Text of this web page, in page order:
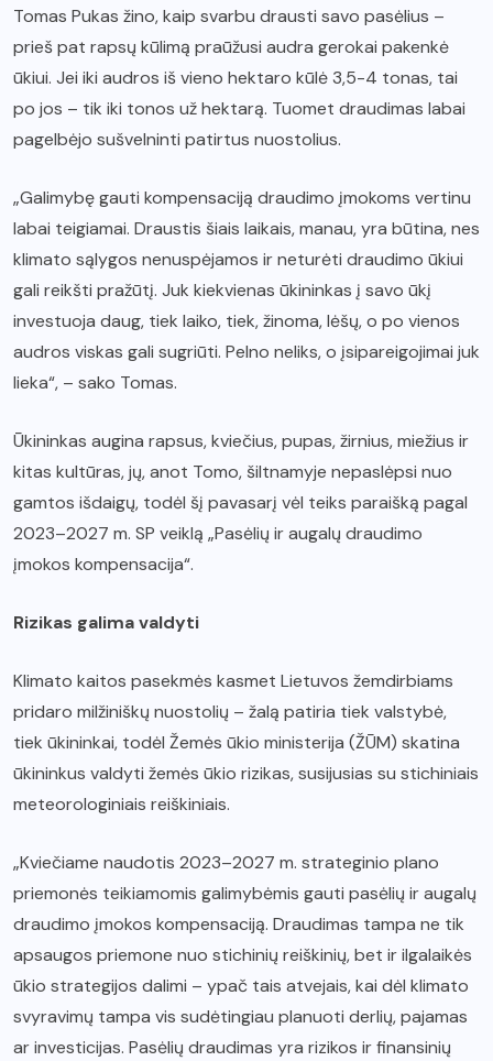
Tomas Pukas žino, kaip svarbu drausti savo pasėlius –
prieš pat rapsų kūlimą praūžusi audra gerokai pakenkė
ūkiui. Jei iki audros iš vieno hektaro kūlė 3,5-4 tonas, tai
po jos – tik iki tonos už hektarą. Tuomet draudimas labai
pagelbėjo sušvelninti patirtus nuostolius.
„Galimybę gauti kompensaciją draudimo įmokoms vertinu
labai teigiamai. Draustis šiais laikais, manau, yra būtina, nes
klimato sąlygos nenuspėjamos ir neturėti draudimo ūkiui
gali reikšti pražūtį. Juk kiekvienas ūkininkas į savo ūkį
investuoja daug, tiek laiko, tiek, žinoma, lėšų, o po vienos
audros viskas gali sugriūti. Pelno neliks, o įsipareigojimai juk
lieka“, – sako Tomas.
Ūkininkas augina rapsus, kviečius, pupas, žirnius, miežius ir
kitas kultūras, jų, anot Tomo, šiltnamyje nepaslėpsi nuo
gamtos išdaigų, todėl šį pavasarį vėl teiks paraišką pagal
2023–2027 m. SP veiklą „Pasėlių ir augalų draudimo
įmokos kompensacija“.
Rizikas galima valdyti
Klimato kaitos pasekmės kasmet Lietuvos žemdirbiams
pridaro milžiniškų nuostolių – žalą patiria tiek valstybė,
tiek ūkininkai, todėl Žemės ūkio ministerija (ŽŪM) skatina
ūkininkus valdyti žemės ūkio rizikas, susijusias su stichiniais
meteorologiniais reiškiniais.
„Kviečiame naudotis 2023–2027 m. strateginio plano
priemonės teikiamomis galimybėmis gauti pasėlių ir augalų
draudimo įmokos kompensaciją. Draudimas tampa ne tik
apsaugos priemone nuo stichinių reiškinių, bet ir ilgalaikės
ūkio strategijos dalimi – ypač tais atvejais, kai dėl klimato
svyravimų tampa vis sudėtingiau planuoti derlių, pajamas
ar investicijas. Pasėlių draudimas yra rizikos ir finansinių